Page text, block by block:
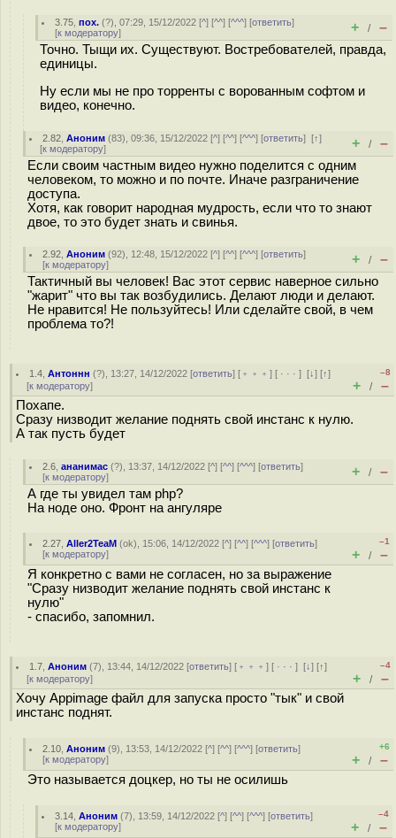
3.75 ,пох. (?), 07:29, 15/12/2022 [^] [^^] [^^^] [ответить]
[к модератору] + / –
Точно. Тыщи их. Существуют. Востребователей, правда,
единицы.
Ну если мы не про торренты с ворованным софтом и
видео, конечно.
2.82 ,Аноним (83), 09:36, 15/12/2022 [^] [^^] [^^^] [ответить][↑]
[к модератору] + / –
Если своим частным видео нужно поделится с одним
человеком, то можно и по почте. Иначе разграничение
доступа.
Хотя, как говорит народная мудрость, если что то знают
двое, то это будет знать и свинья.
2.92 ,Аноним (92), 12:48, 15/12/2022 [^] [^^] [^^^] [ответить]
[к модератору] + / –
Тактичный вы человек! Вас этот сервис наверное сильно
"жарит" что вы так возбудились. Делают люди и делают.
Не нравится! Не пользуйтесь! Или сделайте свой, в чем
проблема то?!
1.4 ,Антоннн (?), 13:27, 14/12/2022 [ответить] [ ﹢﹢﹢] [ · · ·][↓] [↑]
[к модератору]
–8
+ / –
Похапе.
Сразу низводит желание поднять свой инстанс к нулю.
А так пусть будет
2.6 ,ананимас (?), 13:37, 14/12/2022 [^] [^^] [^^^] [ответить]
[к модератору] + / –
А где ты увидел там php?
На ноде оно. Фронт на ангуляре
2.27 ,Aller2TeaM (ok), 15:06, 14/12/2022 [^] [^^] [^^^] [ответить]
[к модератору]
–1
+ / –
Я конкретно с вами не согласен, но за выражение
"Сразу низводит желание поднять свой инстанс к
нулю"
- спасибо, запомнил.
1.7 ,Аноним (7), 13:44, 14/12/2022 [ответить] [ ﹢﹢﹢] [ · · ·][↓] [↑]
[к модератору]
–4
+ / –
Хочу Appimage файл для запуска просто "тык" и свой
инстанс поднят.
2.10 ,Аноним (9), 13:53, 14/12/2022 [^] [^^] [^^^] [ответить]
[к модератору]
+6
+ / –
Это называется доцкер, но ты не осилишь
3.14 ,Аноним (7), 13:59, 14/12/2022 [^] [^^] [^^^] [ответить]
[к модератору]
–4
+ / –